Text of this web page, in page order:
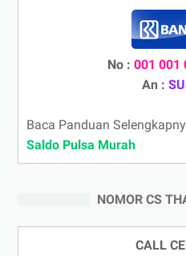
No : 001 001
An :
Baca Panduan
Saldo Pulsa Murah
NOMOR CS
CALL